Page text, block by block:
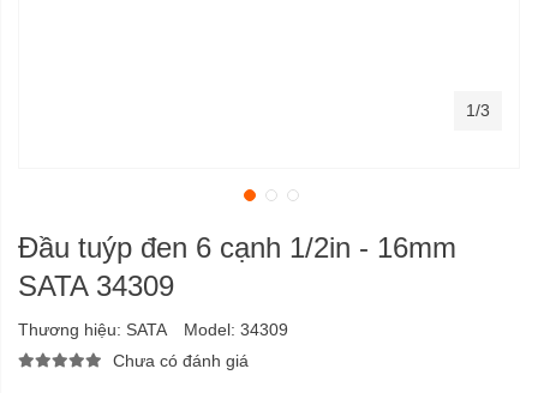
Đầu tuýp đen 6 cạnh 1/2in - 16mm
SATA 34309
Thương hiệu: SATA Model: 34309
Chưa có đánh giá
1/3